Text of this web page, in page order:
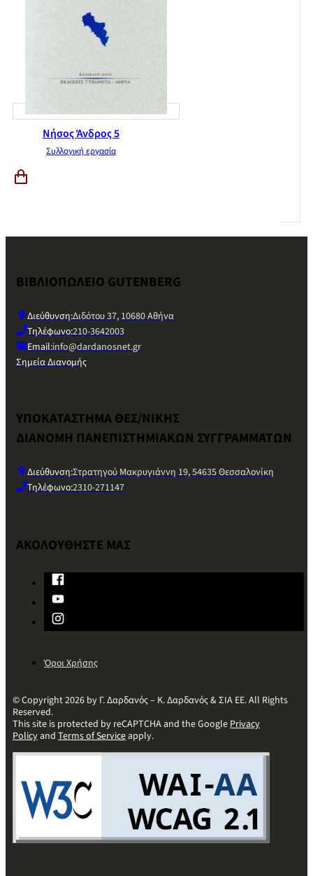
Νήσος Άνδρος 5
Συλλογική εργασία
ΒΙΒΛΙΟΠΩΛΕΙΟ GUTENBERG
Διεύθυνση:Διδότου 37, 10680 Αθήνα
Τηλέφωνο:210-3642003
Email:info@dardanosnet.gr
Σημεία Διανομής
ΥΠΟΚΑΤΑΣΤΗΜΑ ΘΕΣ/ΝΙΚΗΣ
ΔΙΑΝΟΜΗ ΠΑΝΕΠΙΣΤΗΜΙΑΚΩΝ ΣΥΓΓΡΑΜΜΑΤΩΝ
Διεύθυνση:Στρατηγού Μακρυγιάννη 19, 54635 Θεσσαλονίκη
Τηλέφωνο:2310-271147
ΑΚΟΛΟΥΘΗΣΤΕ ΜΑΣ
Όροι Χρήσης
© Copyright 2026 by Γ. Δαρδανός – Κ. Δαρδανός & ΣΙΑ ΕΕ. All Rights
Reserved.
This site is protected by reCAPTCHA and the GooglePrivacy
Policyand Terms of Serviceapply.